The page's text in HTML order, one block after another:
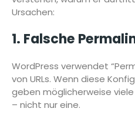
Ursachen:
1. Falsche
WordPress verwendet
von URLs. Wenn diese
geben möglicherweise
– nicht nur eine.